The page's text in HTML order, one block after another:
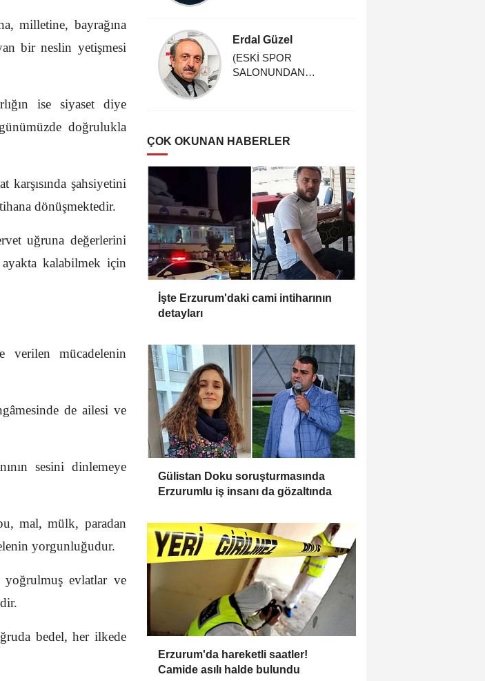
milletine, bayrağına
bir neslin yetişmesi
ise siyaset diye
doğrulukla
şahsiyetini
dönüşmektedir.
uğruna değerlerini
kalabilmek için
verilen mücadelenin
de ailesi ve
sesini dinlemeye
mal, mülk, paradan
yorgunluğudur.
evlatlar ve
bedel, her ilkede
Erdal Güzel
(ESKİ SPOR
SALONUNDAN
ÇOK OKUNAN HABERLER
İşte Erzurum'daki cami intiharının
detayları
Gülistan Doku soruşturmasında
Erzurumlu iş insanı da gözaltında
Erzurum'da hareketli saatler!
Camide asılı halde bulundu